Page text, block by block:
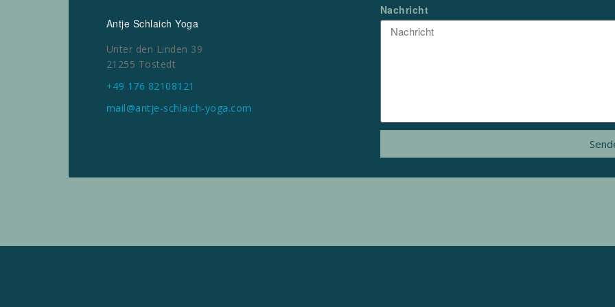
Antje Schlaich Yoga
Unter den Linden 39
21255 Tostedt
+49 176 82108121
mail@antje-schlaich-yoga.com
Nachricht